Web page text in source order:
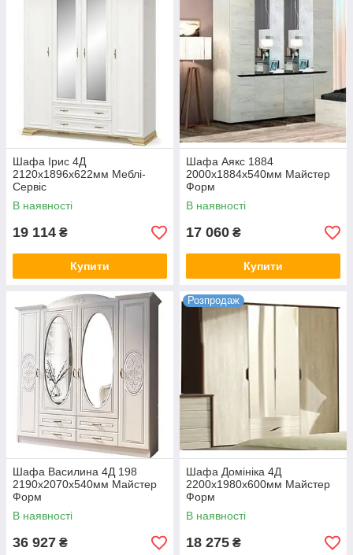
Шафа Ірис 4Д
2120х1896х622мм Меблі-
Сервіс
В наявності
19 114 ₴
Купити
Шафа Аякс 1884
2000х1884х540мм Майстер
Форм
В наявності
17 060 ₴
Купити
Шафа Василина 4Д 198
2190х2070х540мм Майстер
Форм
В наявності
36 927 ₴
Розпродаж
Шафа Домініка 4Д
2200х1980х600мм Майстер
Форм
В наявності
18 275 ₴